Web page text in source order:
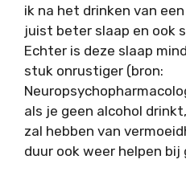
ik na het drinken van
juist beter slaap en ook
Echter is deze slaap
stuk onrustiger (bron:
als je geen alcohol
zal hebben van
duur ook weer helpen